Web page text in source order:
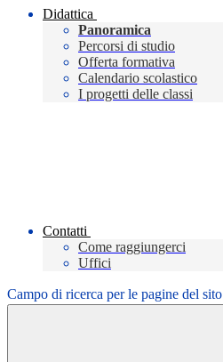
Didattica
Panoramica
Percorsi di studio
Offerta formativa
Calendario scolastico
I progetti delle classi
Contatti
Come raggiungerci
Uffici
Campo di ricerca per le pagine del sito